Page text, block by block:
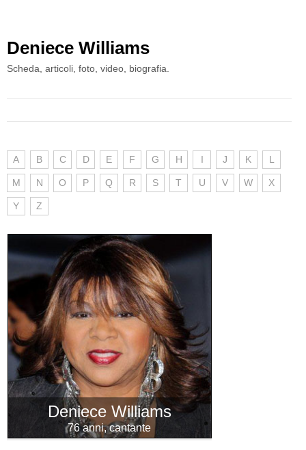
Deniece Williams
Scheda, articoli, foto, video, biografia.
A B C D E F G H I J K L
M N O P Q R S T U V W X
Y Z
Deniece Williams
76 anni, cantante